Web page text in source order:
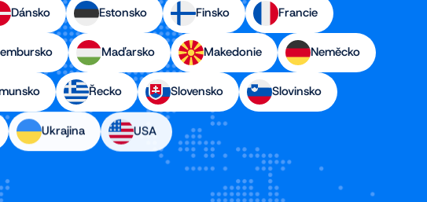
Dánsko Estonsko Finsko Francie
Maďarsko Makedonie Neměcko
Řecko Slovensko Slovinsko
Ukrajina USA